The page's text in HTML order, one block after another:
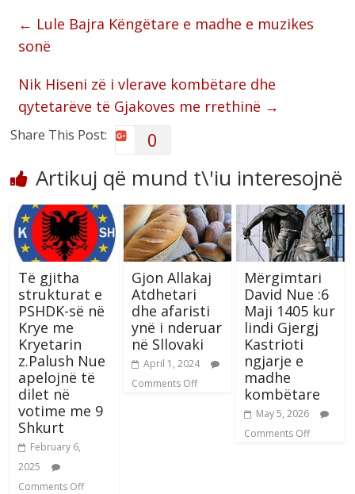
← Lule Bajra Këngëtare e madhe e muzikes
sonë
Nik Hiseni zë i vlerave kombëtare dhe
qytetarëve të Gjakoves me rrethinë →
Share This Post: 0
Artikuj që mund t\'iu interesojnë
Të gjitha
strukturat e
PSHDK-së në
Krye me
Kryetarin
z.Palush Nue
apelojnë të
dilet në
votime me 9
Shkurt
February 6,
2025
Comments Off
Gjon Allakaj
Atdhetari
dhe afaristi
ynë i nderuar
në Sllovaki
April 1, 2024
Comments Off
Mërgimtari
David Nue :6
Maji 1405 kur
lindi Gjergj
Kastrioti
ngjarje e
madhe
kombëtare
May 5, 2026
Comments Off